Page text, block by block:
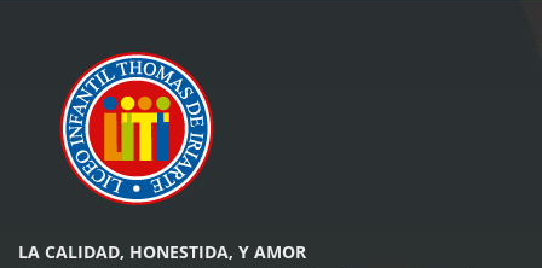
LA CALIDAD, HONESTIDA, Y AMOR